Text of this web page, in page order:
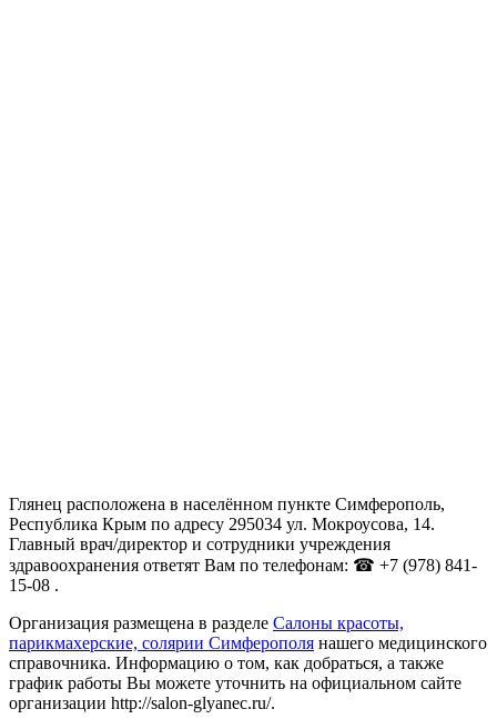
Глянец расположена в населённом пункте Симферополь,
Республика Крым по адресу 295034 ул. Мокроусова, 14.
Главный врач/директор и сотрудники учреждения
здравоохранения ответят Вам по телефонам: ☎ +7 (978) 841-
15-08 .
Организация размещена в разделе Салоны красоты,
парикмахерские, солярии Симферополя нашего медицинского
справочника. Информацию о том, как добраться, а также
график работы Вы можете уточнить на официальном сайте
организации http://salon-glyanec.ru/.